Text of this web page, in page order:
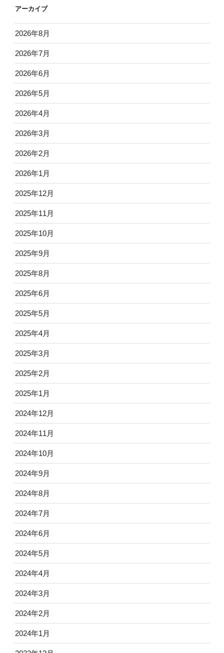
アーカイブ
2026年8月
2026年7月
2026年6月
2026年5月
2026年4月
2026年3月
2026年2月
2026年1月
2025年12月
2025年11月
2025年10月
2025年9月
2025年8月
2025年6月
2025年5月
2025年4月
2025年3月
2025年2月
2025年1月
2024年12月
2024年11月
2024年10月
2024年9月
2024年8月
2024年7月
2024年6月
2024年5月
2024年4月
2024年3月
2024年2月
2024年1月